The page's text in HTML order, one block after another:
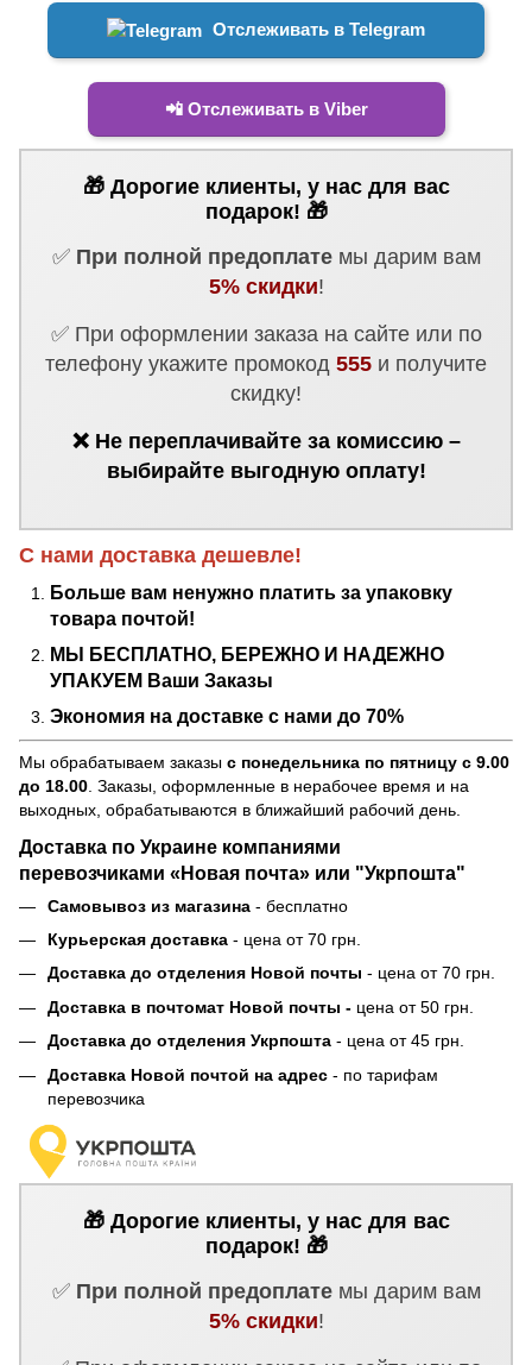
Отслеживать в Telegram
📲 Отслеживать в Viber
🎁 Дорогие клиенты, у нас для вас
подарок! 🎁
✅ При полной предоплатемы дарим вам
5% скидки!
✅ При оформлении заказа на сайте или по
телефону укажите промокод 555 и получите
скидку!
❌ Не переплачивайте за комиссию –
выбирайте выгодную оплату!
С нами доставка дешевле!
Больше вам ненужно платить за упаковку
товара почтой!
МЫ БЕСПЛАТНО, БЕРЕЖНО И НАДЕЖНО
УПАКУЕМ Ваши Заказы
Экономия на доставке с нами до 70%
Мы обрабатываем заказы с понедельника по пятницу с 9.00
до 18.00 . Заказы, оформленные в нерабочее время и на
выходных, обрабатываются в ближайший рабочий день.
Доставка по Украине компаниями
перевозчиками «Новая почта» или "Укрпошта"
Самовывоз из магазина - бесплатно
Курьерская доставка - цена от 70 грн.
Доставка до отделения Новой почты - цена от 70 грн.
Доставка в почтомат Новой почты - цена от 50 грн.
Доставка до отделения Укрпошта - цена от 45 грн.
Доставка Новой почтой на адрес - по тарифам
перевозчика
🎁 Дорогие клиенты, у нас для вас
подарок! 🎁
✅ При полной предоплатемы дарим вам
5% скидки!